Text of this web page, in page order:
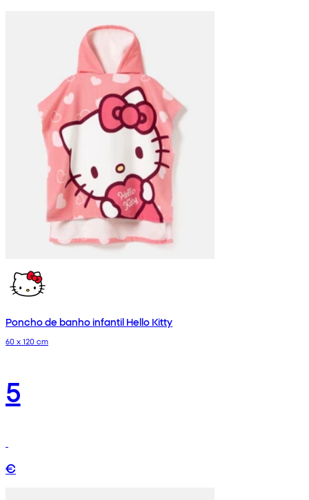
Poncho de banho infantil Hello Kitty
60 x 120 cm
5
€